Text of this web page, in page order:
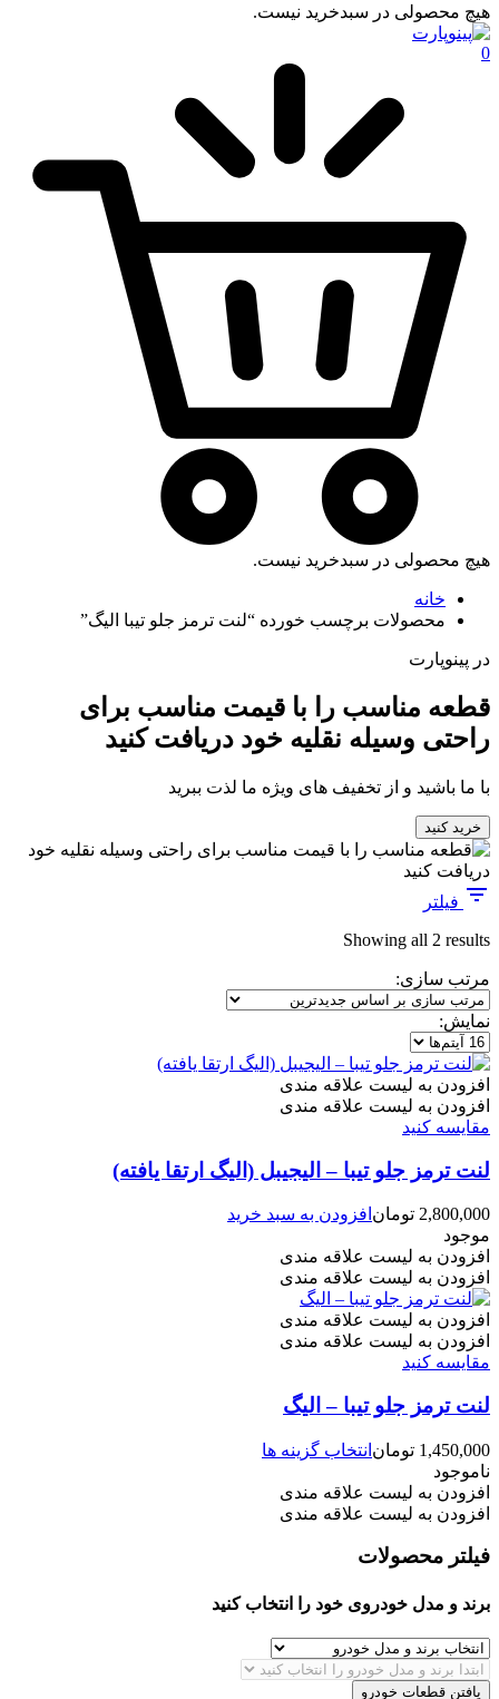
هیچ محصولی در سبدخرید نیست.
0
هیچ محصولی در سبدخرید نیست.
خانه
محصولات برچسب خورده “لنت ترمز جلو تیبا الیگ”
در پینوپارت
قطعه مناسب را با قیمت مناسب برای
راحتی وسیله نقلیه خود دریافت کنید
با ما باشید و از تخفیف های ویژه ما لذت ببرید
خرید کنید
فیلتر
Showing all 2 results
مرتب سازی:
نمایش:
افزودن به لیست علاقه مندی
افزودن به لیست علاقه مندی
مقایسه کنید
لنت ترمز جلو تیبا – الیجیبل (الیگ ارتقا یافته)
2,800,000 تومان افزودن به سبد خرید
موجود
افزودن به لیست علاقه مندی
افزودن به لیست علاقه مندی
افزودن به لیست علاقه مندی
افزودن به لیست علاقه مندی
مقایسه کنید
لنت ترمز جلو تیبا – الیگ
1,450,000 تومان انتخاب گزینه ها
گزینه
ها
است
در
ناموجود
افزودن به لیست علاقه مندی
افزودن به لیست علاقه مندی
فیلتر محصولات
برند و مدل خودروی خود را انتخاب کنید
یافتن قطعات خودرو